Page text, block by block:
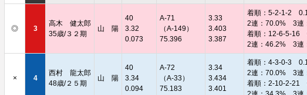
◎ 3
高木 健太郎
35歳/３２期
山 陽
40
3.32
0.073
A-71
（A-149）
75.396
3.33
3.403
3.387
着順：5-2-1-2
2連：70.0% 3連
着順：12-6-5-16
2連：46.2% 3連
× 4
西村 龍太郎
48歳/２５期
山 陽
40
3.34
0.094
A-72
（A-33）
75.183
3.34
3.434
3.401
着順：4-3-0-3
2連：70.0% 3連
着順：2-10-2-21